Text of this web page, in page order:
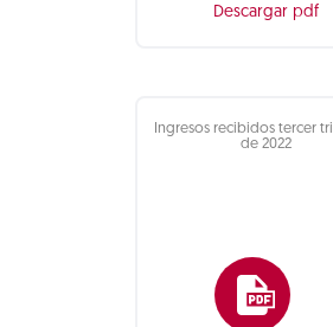
Descargar pdf
Ingresos recibidos tercer
de 2022